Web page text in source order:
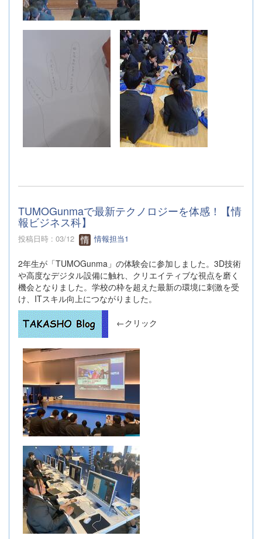
TUMOGunmaで最新テクノロジーを体感！【情
報ビジネス科】
投稿日時 : 03/12 情報担当1
2年生が「TUMOGunma」の体験会に参加しました。3D技術
や高度なデジタル設備に触れ、クリエイティブな視点を磨く
機会となりました。学校の枠を超えた最新の環境に刺激を受
け、ITスキル向上につながりました。
←クリック